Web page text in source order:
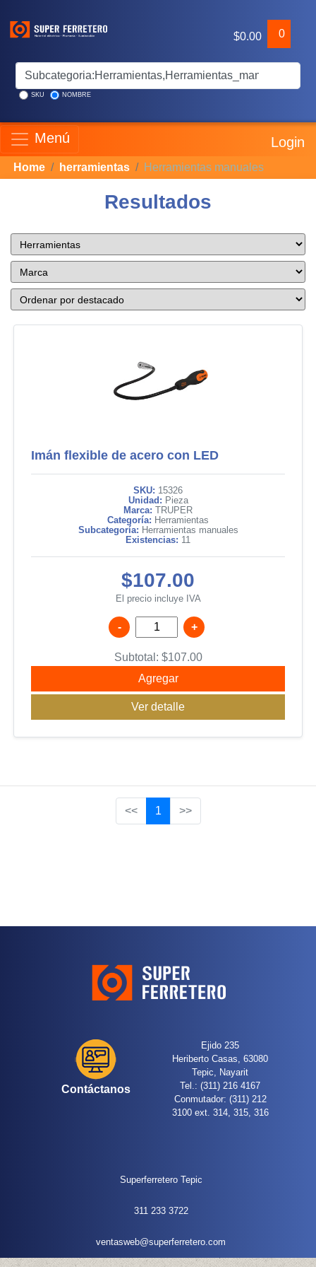
$0.00 0
SKU NOMBRE
Menú Login
Home herramientas Herramientas manuales
Resultados
Imán flexible de acero con LED
SKU: 15326
Unidad: Pieza
Marca: TRUPER
Categoría: Herramientas
Subcategoría: Herramientas manuales
Existencias: 11
$107.00
El precio incluye IVA
- +
Subtotal: $107.00
Agregar
Ver detalle
Contáctanos
Ejido 235
Heriberto Casas, 63080
Tepic, Nayarit
Tel.: (311) 216 4167
Conmutador: (311) 212
3100 ext. 314, 315, 316
Superferretero Tepic
311 233 3722
ventasweb@superferretero.com